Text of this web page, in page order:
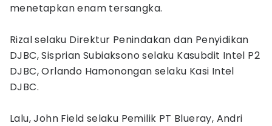
menetapkan enam tersangka.
Rizal selaku Direktur Penindakan dan Penyidikan
DJBC, Sisprian Subiaksono selaku Kasubdit Intel P2
DJBC, Orlando Hamonongan selaku Kasi Intel
DJBC.
Lalu, John Field selaku Pemilik PT Blueray, Andri